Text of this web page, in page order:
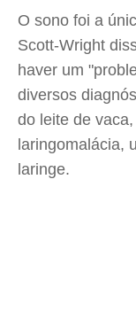
O sono foi a
Scott-Wright
haver um
diversos
do leite de
laringomalácia,
laringe.